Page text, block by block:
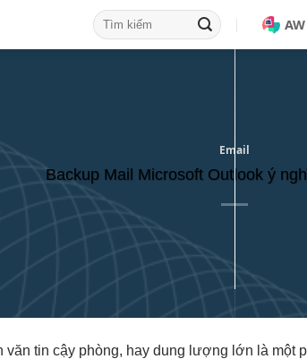
Email
Backup Mail Microsoft Outlook ý
văntin cậy phòng, haydung lượng lớn là một